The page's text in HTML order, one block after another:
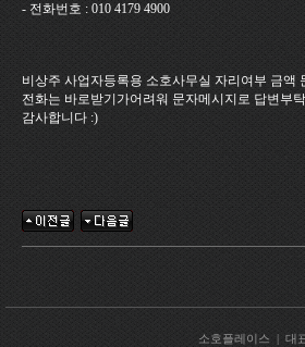
- 전화번호 : 010 4179 4900
비상주 사업자등록용 소호사무실 자리여부 금액
전화는 바로받기가어려워 문자메시지로 답변부
감사합니다 :)
소호플레이스 | 대